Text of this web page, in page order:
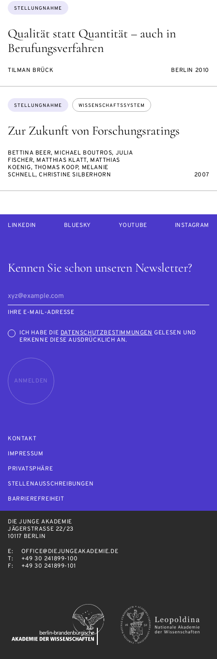
Qualität statt Quantität – auch in
Berufungsverfahren
Themen:
STELLUNGNAHME
TILMAN BRÜCK BERLIN 2010
Zur Zukunft von Forschungsratings
Themen:
STELLUNGNAHME WISSENSCHAFTSSYSTEM
BETTINA BEER, MICHAEL BOUTROS, JULIA
FISCHER, MATTHIAS KLATT, MATTHIAS
KOENIG, THOMAS KOOP, MELANIE
SCHNELL, CHRISTINE SILBERHORN
2007
Kennen Sie schon unseren Newsletter?
IHRE E-MAIL-ADRESSE
ICH HABE DIEDATENSCHUTZBESTIMMUNGENGELESEN UND
ERKENNE DIESE AUSDRÜCKLICH AN.
ANMELDEN
LINKEDIN BLUESKY YOUTUBE INSTAGRAM
KONTAKT
IMPRESSUM
PRIVATSPHÄRE
STELLENAUSSCHREIBUNGEN
BARRIEREFREIHEIT
DIE JUNGE AKADEMIE
JÄGERSTRASSE 22/23
10117 BERLIN
E:
OFFICE@DIEJUNGEAKADEMIE.DE
T:
+49 30 241899-100
F:
+49 30 241899-101